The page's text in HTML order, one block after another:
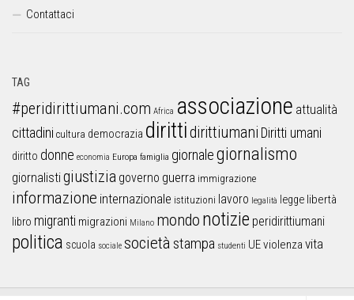
Contattaci
TAG
#peridirittiumani.com Africa associazione attualità
cittadini cultura democrazia dirittidirittiumani Diritti umani
diritto donne economia Europa famiglia giornalegiornalismo
giornalistigiustizia governo guerra immigrazione
informazione internazionale istituzioni lavoro legalità legge libertà
libro migranti migrazioni Milano mondo notizie peridirittiumani
politica scuola sociale società stampa studenti UEviolenza vita